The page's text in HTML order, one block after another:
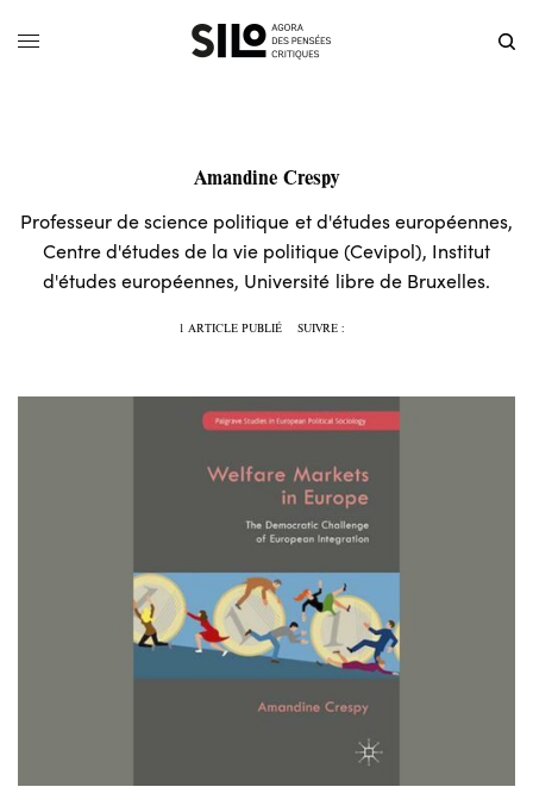
Amandine Crespy
Professeur de science politique et d'études européennes,
Centre d'études de la vie politique (Cevipol), Institut
d'études européennes, Université libre de Bruxelles.
1 ARTICLE PUBLIÉ SUIVRE :